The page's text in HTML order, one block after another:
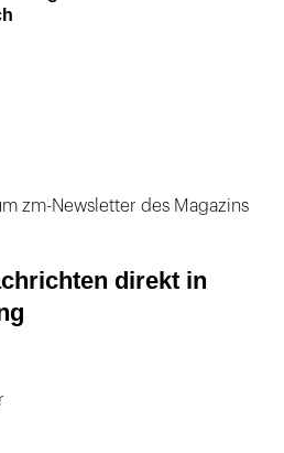
zm-Newsletter des Magazins
direkt in